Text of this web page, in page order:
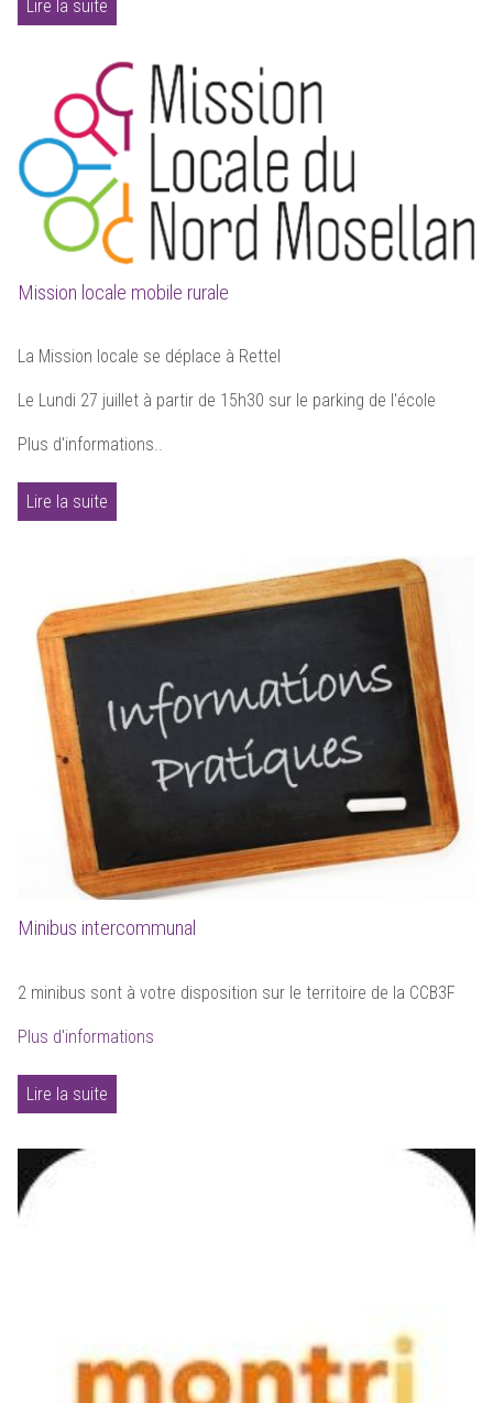
Lire la suite
Mission locale mobile rurale
La Mission locale se déplace à Rettel
Le Lundi 27 juillet à partir de 15h30 sur le parking de l'école
Plus d'informations..
Lire la suite
Minibus intercommunal
2 minibus sont à votre disposition sur le territoire de la CCB3F
Plus d'informations
Lire la suite